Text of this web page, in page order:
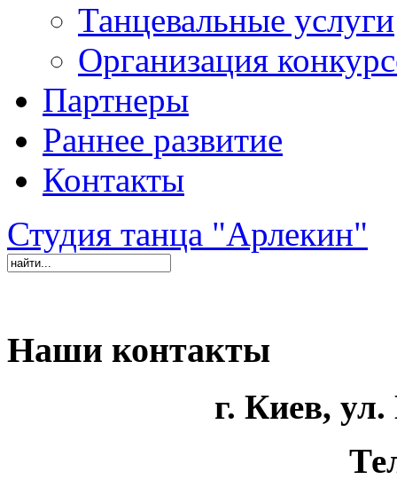
Танцевальные услуги
Организация
Партнеры
Раннее развитие
Контакты
Студия танца "Арлекин"
Наши контакты
г. Киев,